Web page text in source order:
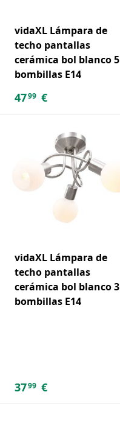
vidaXL Lámpara de
techo pantallas
cerámica bol blanco 5
bombillas E14
4799 €
vidaXL Lámpara de
techo pantallas
cerámica bol blanco 3
bombillas E14
3799 €